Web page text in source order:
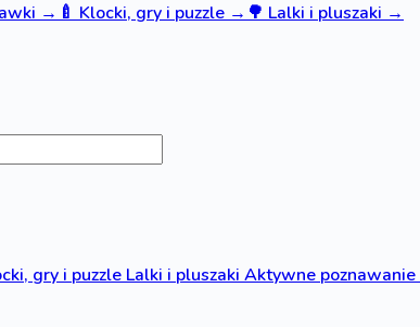
→🍼Klocki, gry i puzzle→🌳Lalki i pluszaki→
gry i puzzle Lalki i pluszaki Aktywne poznawanie